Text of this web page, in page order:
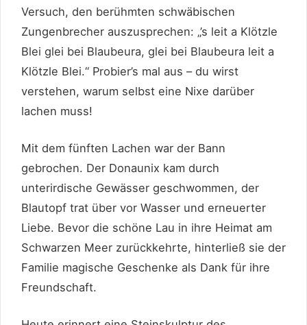
Versuch, den berühmten schwäbischen
Zungenbrecher auszusprechen: „’s leit a Klötzle
Blei glei bei Blaubeura, glei bei Blaubeura leit a
Klötzle Blei.“ Probier’s mal aus – du wirst
verstehen, warum selbst eine Nixe darüber
lachen muss!
Mit dem fünften Lachen war der Bann
gebrochen. Der Donaunix kam durch
unterirdische Gewässer geschwommen, der
Blautopf trat über vor Wasser und erneuerter
Liebe. Bevor die schöne Lau in ihre Heimat am
Schwarzen Meer zurückkehrte, hinterließ sie der
Familie magische Geschenke als Dank für ihre
Freundschaft.